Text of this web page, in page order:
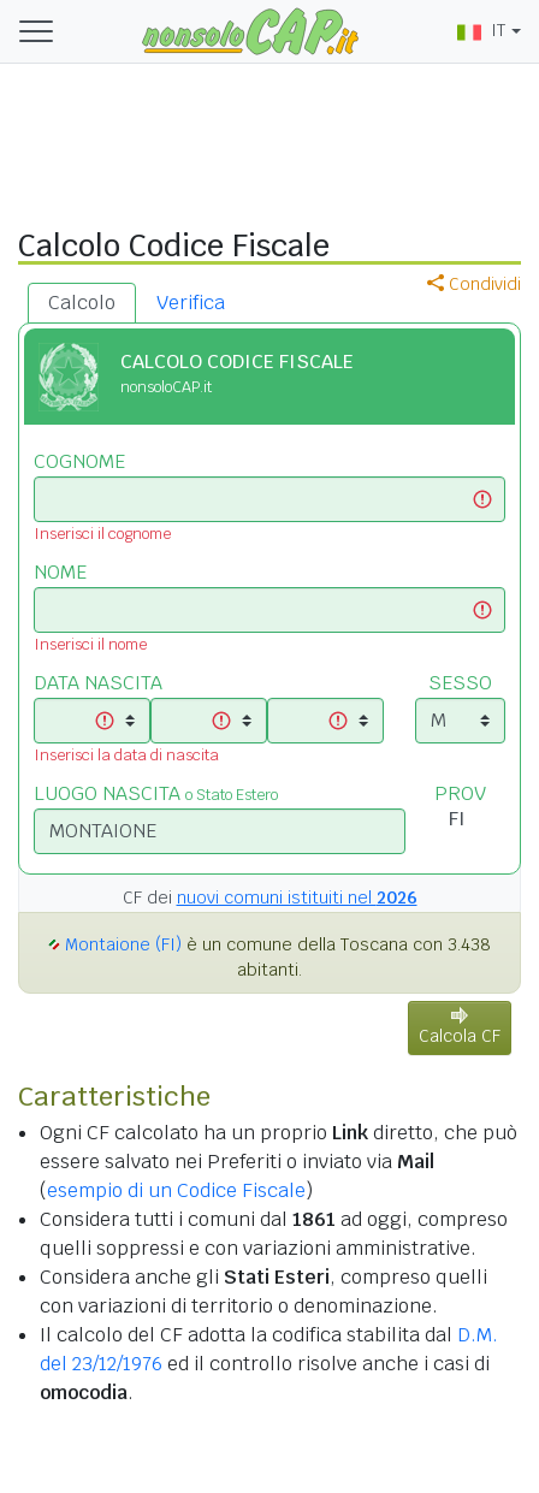
IT
Calcolo Codice Fiscale
Condividi
Calcolo Verifica
CALCOLO CODICE FISCALE
nonsoloCAP.it
COGNOME
Inserisci il cognome
NOME
Inserisci il nome
DATA NASCITA
Inserisci la data di nascita
SESSO
LUOGO NASCITA o Stato Estero PROV
CF dei nuovi comuni istituiti nel 2026
Montaione (FI) è un comune della Toscana con 3.438
abitanti.
Calcola CF
Caratteristiche
Ogni CF calcolato ha un proprio Linkdiretto, che può
essere salvato nei Preferiti o inviato via Mail
(esempio di un Codice Fiscale)
Considera tutti i comuni dal 1861 ad oggi, compreso
quelli soppressi e con variazioni amministrative.
Considera anche gli Stati Esteri, compreso quelli
con variazioni di territorio o denominazione.
Il calcolo del CF adotta la codifica stabilita dal D.M.
del 23/12/1976 ed il controllo risolve anche i casi di
omocodia.